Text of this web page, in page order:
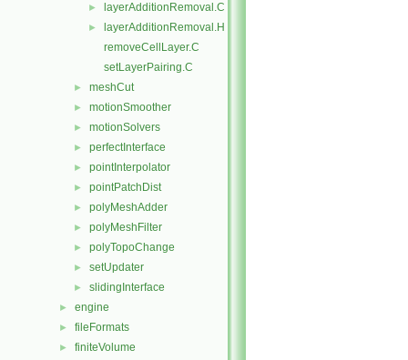
► layerAdditionRemoval.C
►
layerAdditionRemoval.H
removeCellLayer.C
setLayerPairing.C
► meshCut
► motionSmoother
► motionSolvers
► perfectInterface
► pointInterpolator
► pointPatchDist
► polyMeshAdder
► polyMeshFilter
► polyTopoChange
► setUpdater
► slidingInterface
► engine
► fileFormats
► finiteVolume